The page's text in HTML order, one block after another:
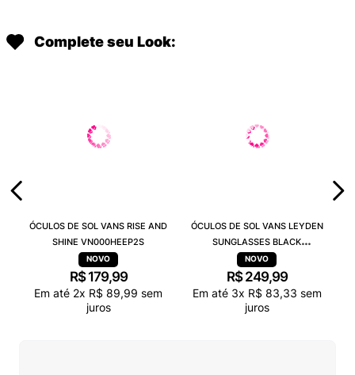
Complete seu Look:
ÓCULOS DE SOL VANS RISE AND
SHINE VN000HEEP2S
R$ 179,99
Em até 2x R$ 89,99 sem
juros
ÓCULOS DE SOL VANS LEYDEN
SUNGLASSES BLACK
VN000T0CBLK
R$ 249,99
Em até 3x R$ 83,33 sem
juros